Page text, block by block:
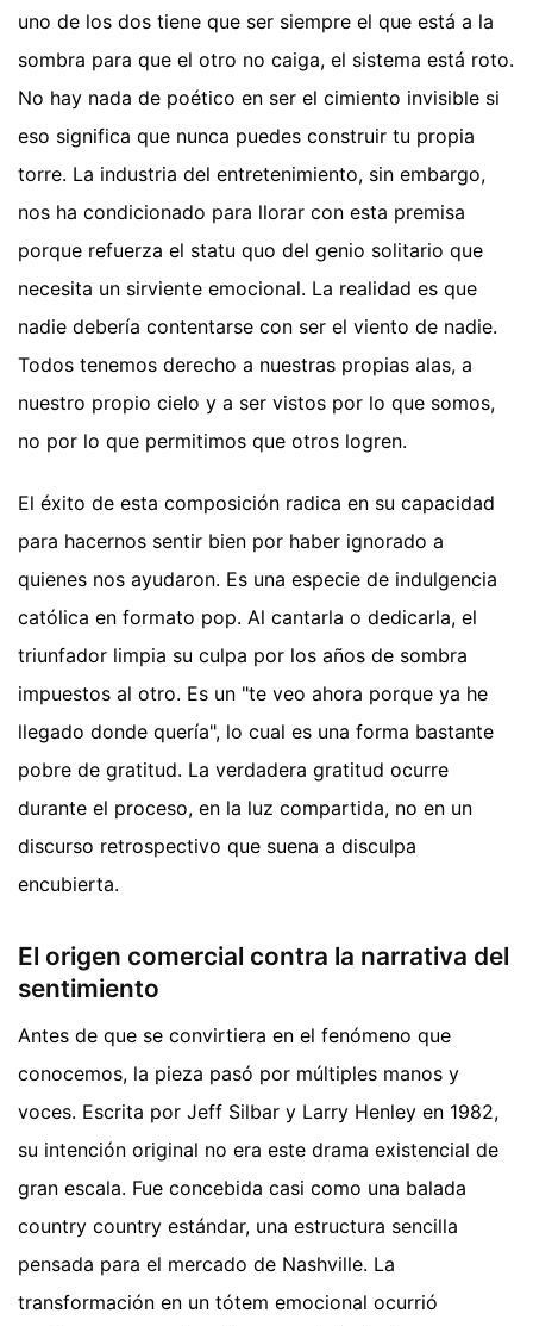
uno de los dos tiene que ser siempre el que está a la
sombra para que el otro no caiga, el sistema está roto.
No hay nada de poético en ser el cimiento invisible si
eso significa que nunca puedes construir tu propia
torre. La industria del entretenimiento, sin embargo,
nos ha condicionado para llorar con esta premisa
porque refuerza el statu quo del genio solitario que
necesita un sirviente emocional. La realidad es que
nadie debería contentarse con ser el viento de nadie.
Todos tenemos derecho a nuestras propias alas, a
nuestro propio cielo y a ser vistos por lo que somos,
no por lo que permitimos que otros logren.
El éxito de esta composición radica en su capacidad
para hacernos sentir bien por haber ignorado a
quienes nos ayudaron. Es una especie de indulgencia
católica en formato pop. Al cantarla o dedicarla, el
triunfador limpia su culpa por los años de sombra
impuestos al otro. Es un "te veo ahora porque ya he
llegado donde quería", lo cual es una forma bastante
pobre de gratitud. La verdadera gratitud ocurre
durante el proceso, en la luz compartida, no en un
discurso retrospectivo que suena a disculpa
encubierta.
El origen comercial contra la narrativa del
sentimiento
Antes de que se convirtiera en el fenómeno que
conocemos, la pieza pasó por múltiples manos y
voces. Escrita por Jeff Silbar y Larry Henley en 1982,
su intención original no era este drama existencial de
gran escala. Fue concebida casi como una balada
country country estándar, una estructura sencilla
pensada para el mercado de Nashville. La
transformación en un tótem emocional ocurrió